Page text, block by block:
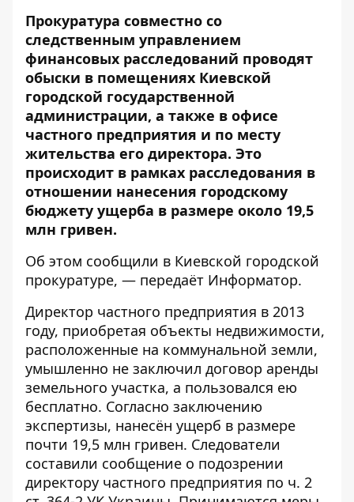
Прокуратура совместно со
следственным управлением
финансовых расследований проводят
обыски в помещениях Киевской
городской государственной
администрации, а также в офисе
частного предприятия и по месту
жительства его директора. Это
происходит в рамках расследования в
отношении нанесения городскому
бюджету ущерба в размере около 19,5
млн гривен.
Об этом сообщили в Киевской городской
прокуратуре, — передаёт Информатор.
Директор частного предприятия в 2013
году, приобретая объекты недвижимости,
расположенные на коммунальной земли,
умышленно не заключил договор аренды
земельного участка, а пользовался ею
бесплатно. Согласно заключению
экспертизы, нанесён ущерб в размере
почти 19,5 млн гривен. Следователи
составили сообщение о подозрении
директору частного предприятия по ч. 2